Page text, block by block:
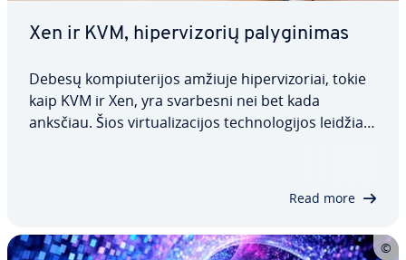
Xen ir KVM, hi­per­vi­zo­rių pa­ly­gi­ni­mas
Debesų kom­piu­te­ri­jos amžiuje hi­per­vi­zo­riai, tokie
kaip KVM ir Xen, yra svarbesni nei bet kada
anksčiau. Šios vir­tu­ali­za­ci­jos tech­no­lo­gi­jos leidžia
Read more